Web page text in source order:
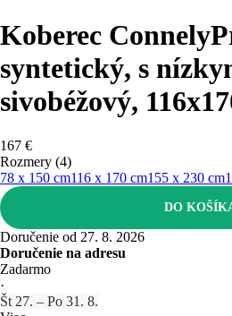
Koberec Connely
syntetický, s
sivobéžový,
167 €
Rozmery (4)
78 x 150 cm116 x 170 cm155 x 230 cm
DO
Doručenie od 27. 8. 2026
Doručenie na adresu
Zadarmo
·
Št 27. – Po 31. 8.